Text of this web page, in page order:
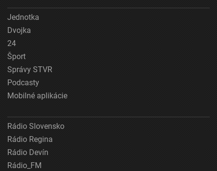
Jednotka
Dvojka
24
Šport
Správy STVR
Podcasty
Mobilné aplikácie
Rádio Slovensko
Rádio Regina
Rádio Devín
Rádio_FM